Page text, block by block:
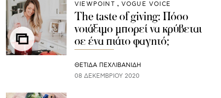
VIEWPOINT VOGUE VOICE
The taste of giving: Πόσο
νοιάξιμο μπορεί να κρύβεται
σε ένα πιάτο φαγητό;
ΘΈΤΙΔΑ ΠΕΧΛΙΒΑΝΊΔΗ
08 ΔΕΚΕΜΒΡΊΟΥ 2020